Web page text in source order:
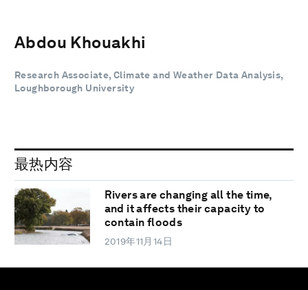
Abdou Khouakhi
Research Associate, Climate and Weather Data Analysis,
Loughborough University
最热内容
Rivers are changing all the time,
and it affects their capacity to
contain floods
2019年11月14日